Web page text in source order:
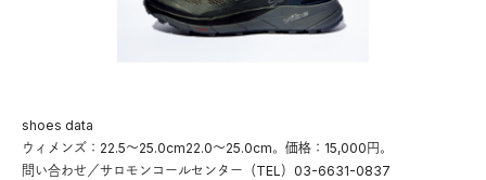
shoes data
ウィメンズ：22.5〜25.0cm22.0〜25.0cm。価格：15,000円。
問い合わせ／サロモンコールセンター（TEL）03-6631-0837